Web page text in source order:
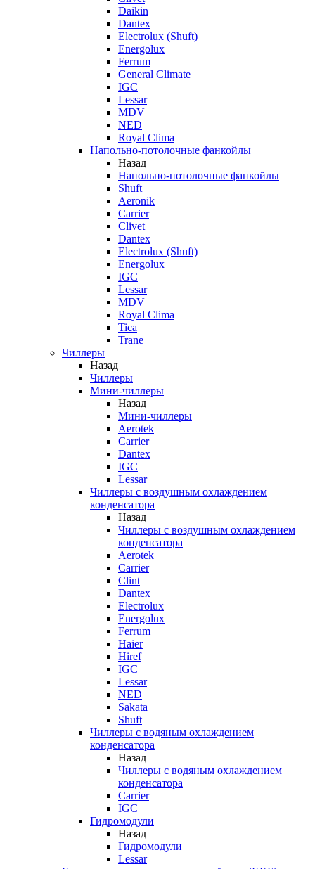
Daikin
Dantex
Electrolux (Shuft)
Energolux
Ferrum
General Climate
IGC
Lessar
MDV
NED
Royal Clima
Напольно-потолочные фанкойлы
Назад
Напольно-потолочные фанкойлы
Shuft
Aeronik
Carrier
Clivet
Dantex
Electrolux (Shuft)
Energolux
IGC
Lessar
MDV
Royal Clima
Tica
Trane
Чиллеры
Назад
Чиллеры
Мини-чиллеры
Назад
Мини-чиллеры
Aerotek
Carrier
Dantex
IGC
Lessar
Чиллеры с воздушным охлаждением
конденсатора
Назад
Чиллеры с воздушным охлаждением
конденсатора
Aerotek
Carrier
Clint
Dantex
Electrolux
Energolux
Ferrum
Haier
Hiref
IGC
Lessar
NED
Sakata
Shuft
Чиллеры с водяным охлаждением
конденсатора
Назад
Чиллеры с водяным охлаждением
конденсатора
Carrier
IGC
Гидромодули
Назад
Гидромодули
Lessar